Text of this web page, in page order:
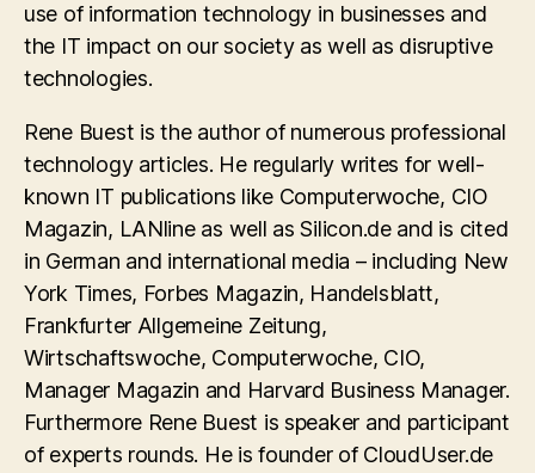
use of information technology in businesses and
the IT impact on our society as well as disruptive
technologies.
Rene Buest is the author of numerous professional
technology articles. He regularly writes for well-
known IT publications like Computerwoche, CIO
Magazin, LANline as well as Silicon.de and is cited
in German and international media – including New
York Times, Forbes Magazin, Handelsblatt,
Frankfurter Allgemeine Zeitung,
Wirtschaftswoche, Computerwoche, CIO,
Manager Magazin and Harvard Business Manager.
Furthermore Rene Buest is speaker and participant
of experts rounds. He is founder of CloudUser.de